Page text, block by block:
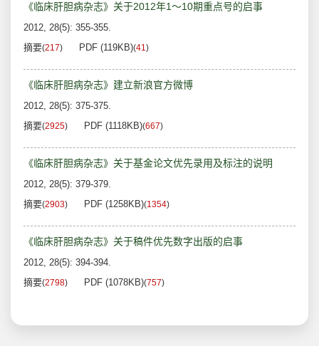
《临床肝胆病杂志》关于2012年1～10期重点号的启事
2012, 28(5): 355-355.
摘要(217) PDF (119KB)(41)
《临床肝胆病杂志》建立新浪官方微博
2012, 28(5): 375-375.
摘要(2925) PDF (1118KB)(667)
《临床肝胆病杂志》关于基金论文优先录用及标注的说明
2012, 28(5): 379-379.
摘要(2903) PDF (1258KB)(1354)
《临床肝胆病杂志》关于稿件优先数字出版的启事
2012, 28(5): 394-394.
摘要(2798) PDF (1078KB)(757)